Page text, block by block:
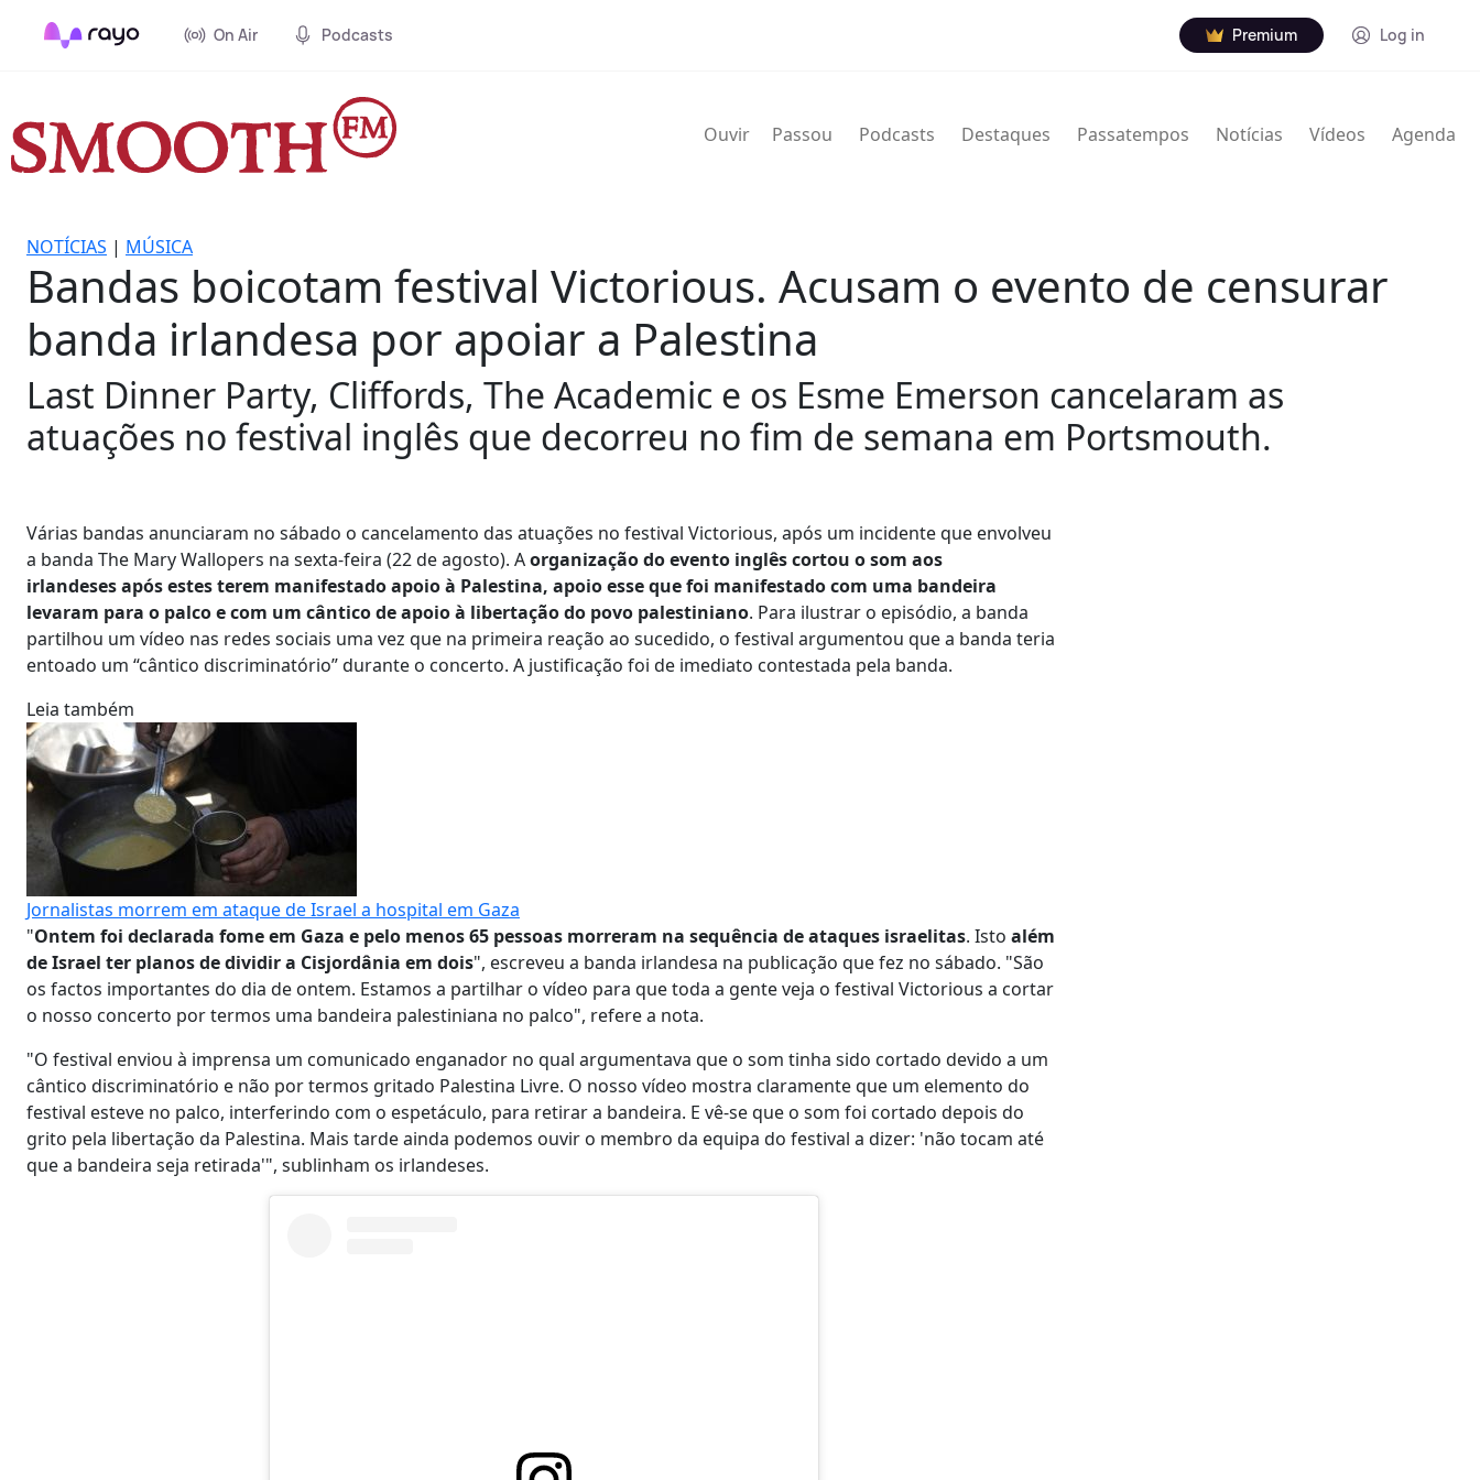
On Air Podcasts Premium Log in
Ouvir Passou Podcasts Destaques Passatempos Notícias Vídeos Agenda
NOTÍCIAS | MÚSICA
Bandas boicotam festival Victorious. Acusam o evento de censurar
banda irlandesa por apoiar a Palestina
Last Dinner Party, Cliffords, The Academic e os Esme Emerson cancelaram as
atuações no festival inglês que decorreu no fim de semana em Portsmouth.
Várias bandas anunciaram no sábado o cancelamento das atuações no festival Victorious, após um incidente que envolveu
a banda The Mary Wallopers na sexta-feira (22 de agosto). Aorganização do evento inglês cortou o som aos
irlandeses após estes terem manifestado apoio à Palestina, apoio esse que foi manifestado com uma bandeira
levaram para o palco e com um cântico de apoio à libertação do povo palestiniano. Para ilustrar o episódio, a banda
partilhou um vídeo nas redes sociais uma vez que na primeira reação ao sucedido, o festival argumentou que a banda teria
entoado um “cântico discriminatório” durante o concerto. A justificação foi de imediato contestada pela banda.
Leia também
Jornalistas morrem em ataque de Israel a hospital em Gaza
"Ontem foi declarada fome em Gaza e pelo menos 65 pessoas morreram na sequência de ataques israelitas. Isto além
de Israel ter planos de dividir a Cisjordânia em dois", escreveu a banda irlandesa na publicação que fez no sábado. "São
os factos importantes do dia de ontem. Estamos a partilhar o vídeo para que toda a gente veja o festival Victorious a cortar
o nosso concerto por termos uma bandeira palestiniana no palco", refere a nota.
"O festival enviou à imprensa um comunicado enganador no qual argumentava que o som tinha sido cortado devido a um
cântico discriminatório e não por termos gritado Palestina Livre. O nosso vídeo mostra claramente que um elemento do
festival esteve no palco, interferindo com o espetáculo, para retirar a bandeira. E vê-se que o som foi cortado depois do
grito pela libertação da Palestina. Mais tarde ainda podemos ouvir o membro da equipa do festival a dizer: 'não tocam até
que a bandeira seja retirada'", sublinham os irlandeses.